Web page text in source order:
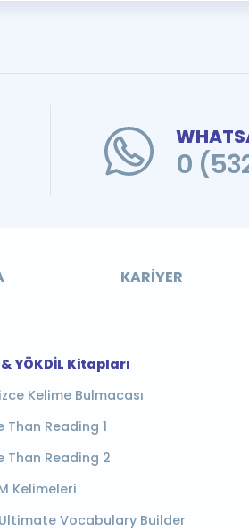
0
KARIYER
& YÖKDİL Kitapları
Kelime Bulmacası
Than Reading 1
Than Reading 2
Kelimeleri
Vocabulary Builder